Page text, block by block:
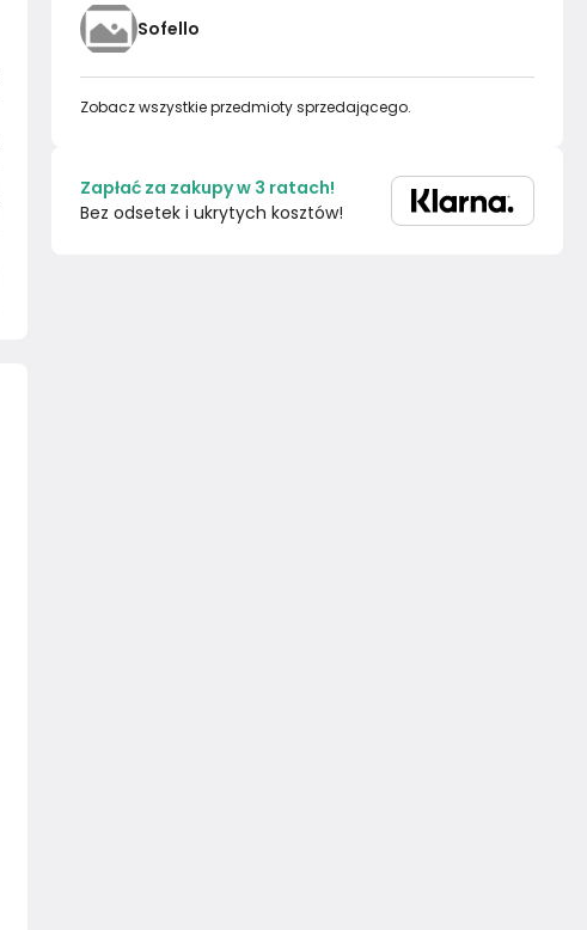
Sofello
Zobacz wszystkie przedmioty sprzedającego.
Zapłać za zakupy w 3 ratach!
Bez odsetek i ukrytych kosztów!